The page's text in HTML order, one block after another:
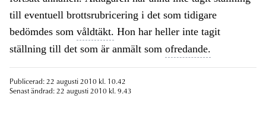
till eventuell brottsrubricering i det som tidigare
bedömdes som våldtäkt. Hon har heller inte tagit
ställning till det som är anmält som ofredande.
Publicerad: 22 augusti 2010 kl. 10.42
Senast ändrad: 22 augusti 2010 kl. 9.43